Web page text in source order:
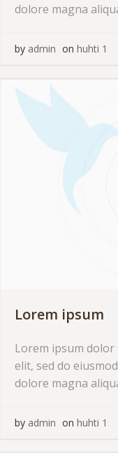
dolore magna
by admin on huhti 1
Lorem ipsum
Lorem ipsum
elit, sed do
dolore magna
by admin on huhti 1